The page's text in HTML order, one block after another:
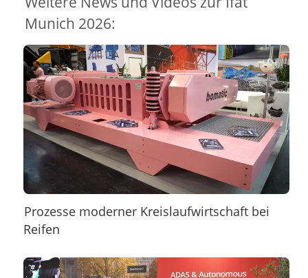
Munich 2026:
Prozesse moderner Kreislaufwirtschaft bei
Reifen